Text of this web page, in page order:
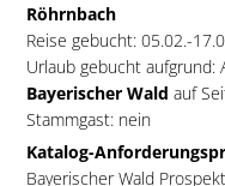
Röhrnbach
Reise gebucht: 05.02.-
Urlaub gebucht aufgrund:
Bayerischer Wald auf
Stammgast: nein
Katalog-
Bayerischer Wald